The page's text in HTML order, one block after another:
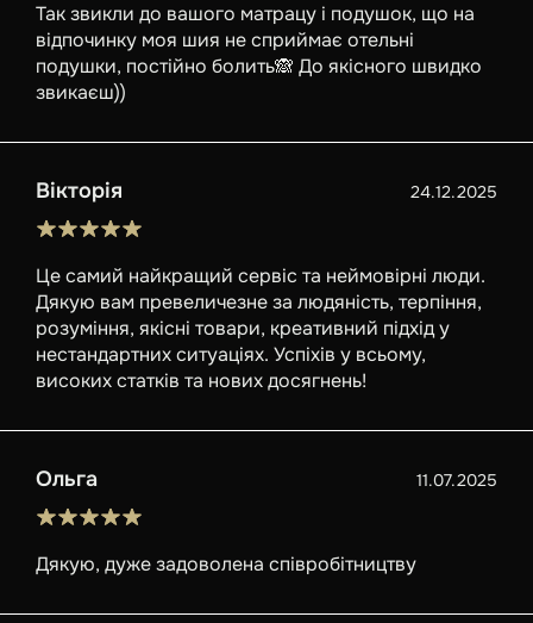
Так звикли до вашого матрацу і подушок, що на
відпочинку моя шия не сприймає отельні
подушки, постійно болить🙈 До якісного швидко
звикаєш))
Вікторія 24.12.2025
Це самий найкращий сервіс та неймовірні люди.
Дякую вам превеличезне за людяність, терпіння,
розуміння, якісні товари, креативний підхід у
нестандартних ситуаціях. Успіхів у всьому,
високих статків та нових досягнень!
Ольга 11.07.2025
Дякую, дуже задоволена співробітництву